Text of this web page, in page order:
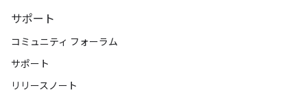
サポート
コミュニティ フォーラム
サポート
リリースノート